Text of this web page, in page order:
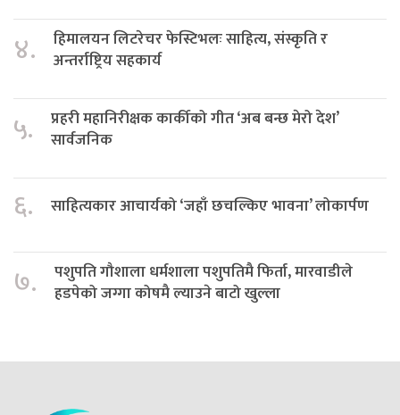
४.
हिमालयन लिटरेचर फेस्टिभलः साहित्य, संस्कृति र
अन्तर्राष्ट्रिय सहकार्य
५.
प्रहरी महानिरीक्षक कार्कीको गीत ‘अब बन्छ मेरो देश’
सार्वजनिक
६. साहित्यकार आचार्यको ‘जहाँ छचल्किए भावना’ लोकार्पण
७.
पशुपति गौशाला धर्मशाला पशुपतिमै फिर्ता, मारवाडीले
हडपेको जग्गा कोषमै ल्याउने बाटो खुल्ला